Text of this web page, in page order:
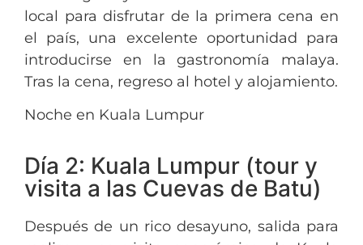
local para disfrutar de la primera cena en
el país, una excelente oportunidad para
introducirse en la gastronomía malaya.
Tras la cena, regreso al hotel y alojamiento.
Noche en Kuala Lumpur
Día 2: Kuala Lumpur (tour y
visita a las Cuevas de Batu)
Después de un rico desayuno, salida para